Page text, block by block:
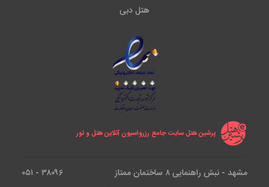
هتل دبی
پرشین هتل سایت جامع رزرواسیون آنلاین هتل و تور
مشهد - نبش راهنمایی ۸ ساختمان ممتاز
۳۸۰۹۶ - ۰۵۱